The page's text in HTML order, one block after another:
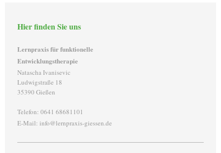
Hier finden Sie uns
Lernpraxis für funktionelle
Entwicklungstherapie
Natascha Ivanisevic
Ludwigstraße 18
35390 Gießen
Telefon: 0641 68681101
E-Mail: info@lernpraxis-giessen.de